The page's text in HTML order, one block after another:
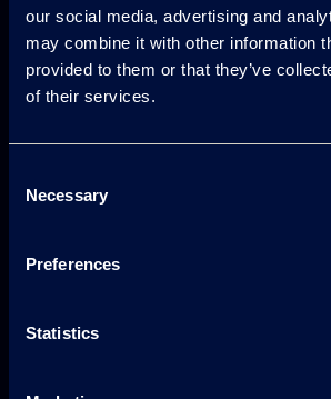
our social media, advertising and
may combine it with other information
provided to them or that they’ve
of their services.
Selection
Necessary
Preferences
Statistics
你将获得的优势
新闻
Newsletter
要闻